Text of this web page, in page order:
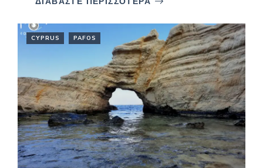
CYPRUS PAFOS